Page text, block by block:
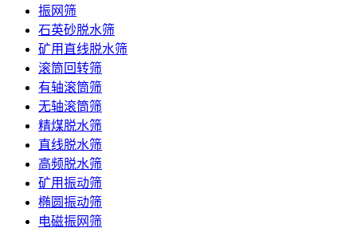
振网筛
石英砂脱水筛
矿用直线脱水筛
滚筒回转筛
有轴滚筒筛
无轴滚筒筛
精煤脱水筛
直线脱水筛
高频脱水筛
矿用振动筛
椭圆振动筛
电磁振网筛